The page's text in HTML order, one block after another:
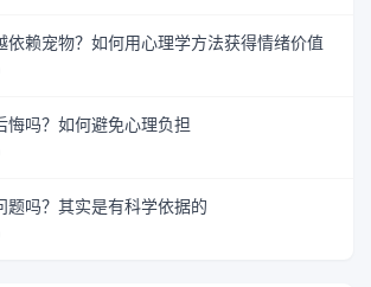
依赖宠物？如何用心理学方法获得情绪价值
悔吗？如何避免心理负担
题吗？其实是有科学依据的